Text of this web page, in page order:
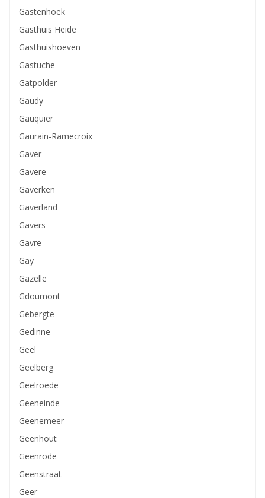
Gastenhoek
Gasthuis Heide
Gasthuishoeven
Gastuche
Gatpolder
Gaudy
Gauquier
Gaurain-Ramecroix
Gaver
Gavere
Gaverken
Gaverland
Gavers
Gavre
Gay
Gazelle
Gdoumont
Gebergte
Gedinne
Geel
Geelberg
Geelroede
Geeneinde
Geenemeer
Geenhout
Geenrode
Geenstraat
Geer